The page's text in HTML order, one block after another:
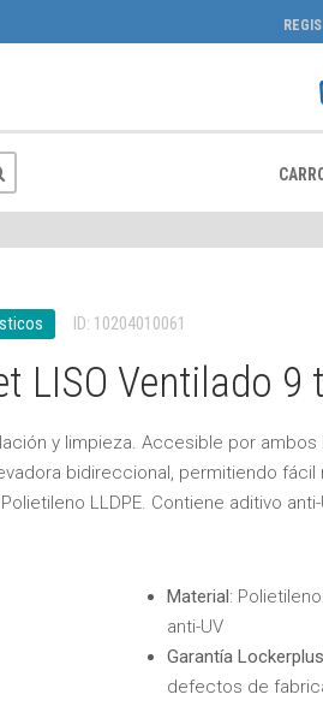
ID: 10204010061
LISO Ventilado 9
y limpieza. Accesible por
bidireccional, permitiendo fácil
LLDPE. Contiene aditivo anti-
Material:
anti-UV
Garantía Lockerplus
defectos de